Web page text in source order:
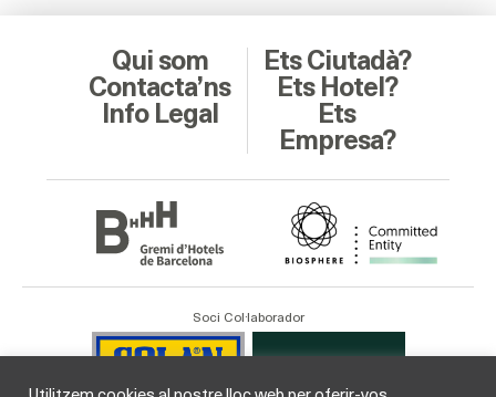
Qui som
Contacta’ns
Info Legal
Ets Ciutadà?
Ets Hotel?
Ets
Empresa?
Soci Col·laborador